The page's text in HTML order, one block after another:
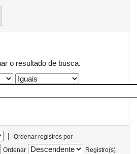
o resultado de busca.
|
Ordenar registros por
Ordenar
Registro(s)